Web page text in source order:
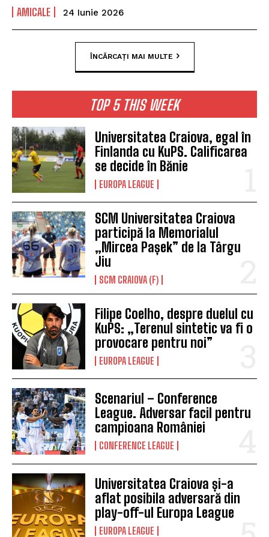
AMICALE 24 Iunie 2026
ÎNCĂRCAȚI MAI MULTE
TOP 5 THIS WEEK
Universitatea Craiova, egal în
Finlanda cu KuPS. Calificarea
se decide în Bănie
EUROPA LEAGUE
SCM Universitatea Craiova
participă la Memorialul
„Mircea Pașek” de la Târgu
Jiu
SCM CRAIOVA (F)
Filipe Coelho, despre duelul cu
KuPS: „Terenul sintetic va fi o
provocare pentru noi”
EUROPA LEAGUE
Scenariul – Conference
League. Adversar facil pentru
campioana României
CONFERENCE LEAGUE
Universitatea Craiova și-a
aflat posibila adversară din
play-off-ul Europa League
EUROPA LEAGUE